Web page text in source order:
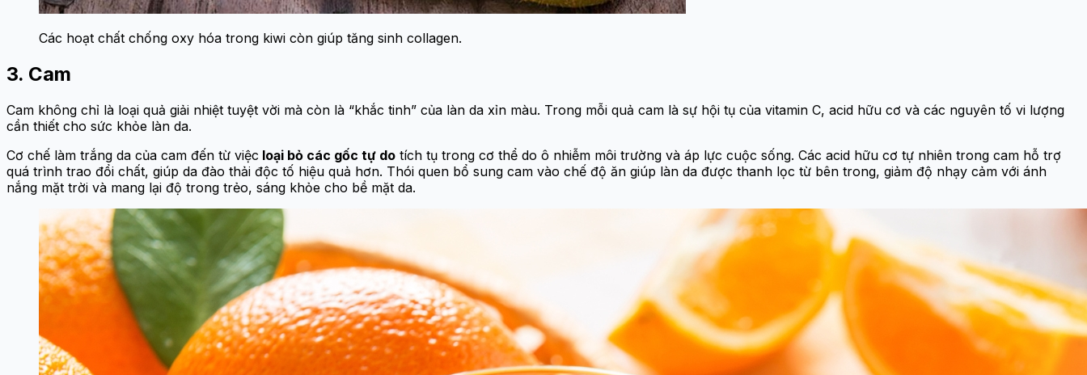
Các hoạt chất chống oxy hóa trong kiwi còn giúp tăng sinh collagen.
3. Cam
Cam không chỉ là loại quả giải nhiệt tuyệt vời mà còn là “khắc tinh” của làn da xỉn màu. Trong mỗi quả cam là sự hội tụ của vitamin C, acid hữu cơ và các nguyên tố vi lượng
cần thiết cho sức khỏe làn da.
Cơ chế làm trắng da của cam đến từ việc loại bỏ các gốc tự do tích tụ trong cơ thể do ô nhiễm môi trường và áp lực cuộc sống. Các acid hữu cơ tự nhiên trong cam hỗ trợ
quá trình trao đổi chất, giúp da đào thải độc tố hiệu quả hơn. Thói quen bổ sung cam vào chế độ ăn giúp làn da được thanh lọc từ bên trong, giảm độ nhạy cảm với ánh
nắng mặt trời và mang lại độ trong trẻo, sáng khỏe cho bề mặt da.